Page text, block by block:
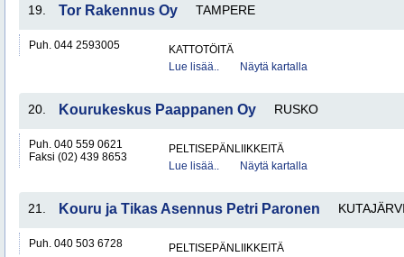
19. Tor Rakennus Oy TAMPERE
Puh. 044 2593005
KATTOTÖITÄ
Lue lisää..
Näytä kartalla
20. Kourukeskus Paappanen Oy RUSKO
Puh. 040 559 0621
Faksi (02) 439 8653
PELTISEPÄNLIIKKEITÄ
Lue lisää..
Näytä kartalla
21. Kouru ja Tikas Asennus Petri Paronen
Puh. 040 503 6728 PELTISEPÄNLIIKKEITÄ